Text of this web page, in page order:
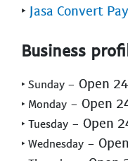
‣ Jasa Convert
Business
‣ Sunday - Open
‣ Monday - Open
‣ Tuesday - Open
‣ Wednesday -